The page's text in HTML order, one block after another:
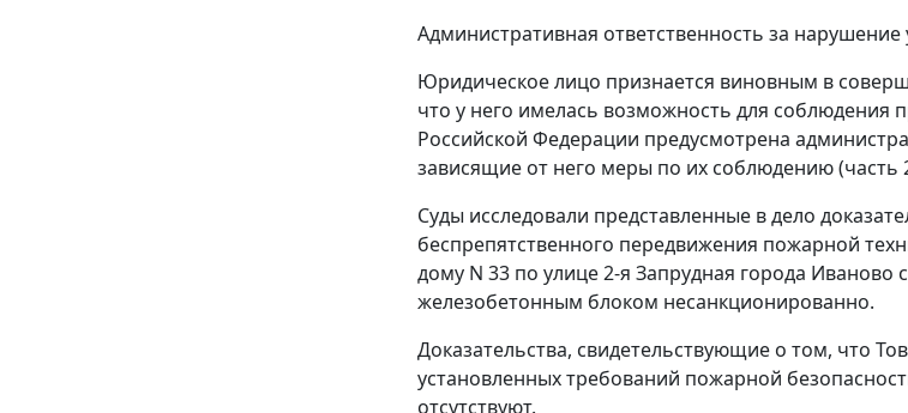
Административная ответственность за
Юридическое лицо признается виновным в
что у него имелась возможность для соблюдения
Российской Федерации предусмотрена
зависящие от него меры по их соблюдению (часть
Суды исследовали представленные в дело
беспрепятственного передвижения пожарной
дому N 33 по улице 2-я Запрудная города
железобетонным блоком несанкционированно.
Доказательства, свидетельствующие о том, что
установленных требований пожарной
отсутствуют.